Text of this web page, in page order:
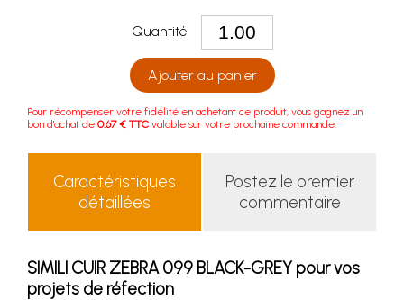
Quantité
Ajouter au panier
Pour récompenser votre fidélité en achetant ce produit, vous gagnez un
bon d'achat de 0.67 € TTC valable sur votre prochaine commande.
Caractéristiques
détaillées
Postez le premier
commentaire
SIMILI CUIR ZEBRA 099 BLACK-GREY pour vos
projets de réfection